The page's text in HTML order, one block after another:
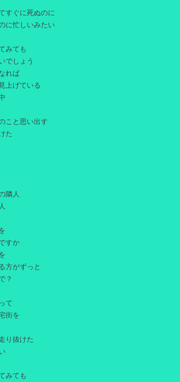
すぐに死ぬのに
に忙しいみたい
みても
でしょう
れば
上げている
こと思い出す
た
隣人
すか
方がずっと
？
て
街を
り抜けた
みても